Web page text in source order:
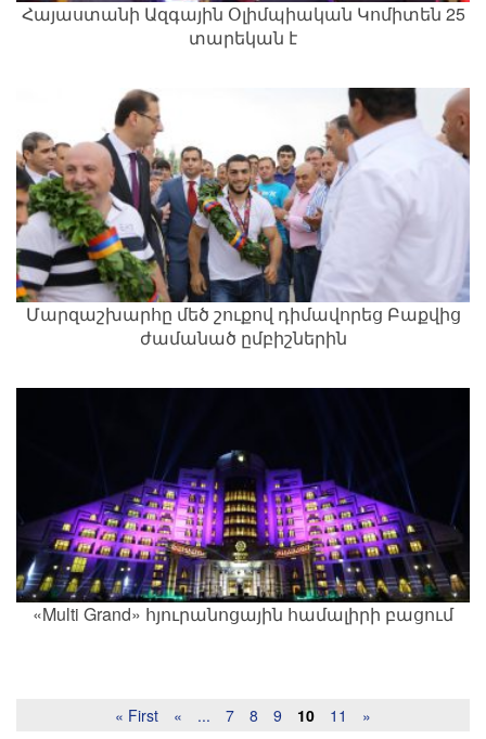
Հայաստանի Ազգային Օլիմպիական Կոմիտեն 25
տարեկան է
Մարզաշխարհը մեծ շուքով դիմավորեց Բաքվից
ժամանած ըմբիշներին
«Multi Grand» հյուրանոցային համալիրի բացում
« First « ... 7 8 9 10 11 »